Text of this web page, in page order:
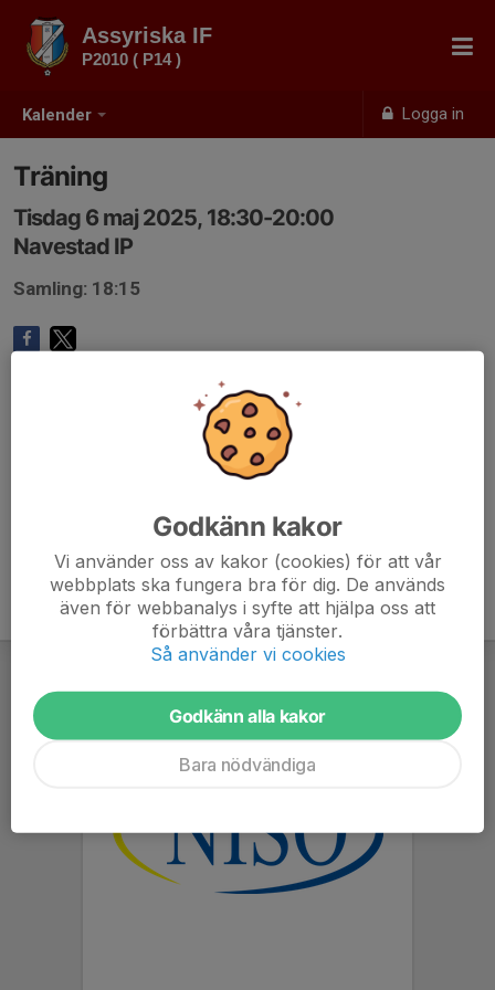
Kalender Logga in
Assyriska IF
P2010 ( P14 )
Träning
Tisdag 6 maj 2025, 18:30-20:00
Navestad IP
Samling: 18:15
Godkänn kakor
Vi använder oss av kakor (cookies) för att vår
webbplats ska fungera bra för dig. De används
även för webbanalys i syfte att hjälpa oss att
förbättra våra tjänster.
Så använder vi cookies
Godkänn alla kakor
Bara nödvändiga